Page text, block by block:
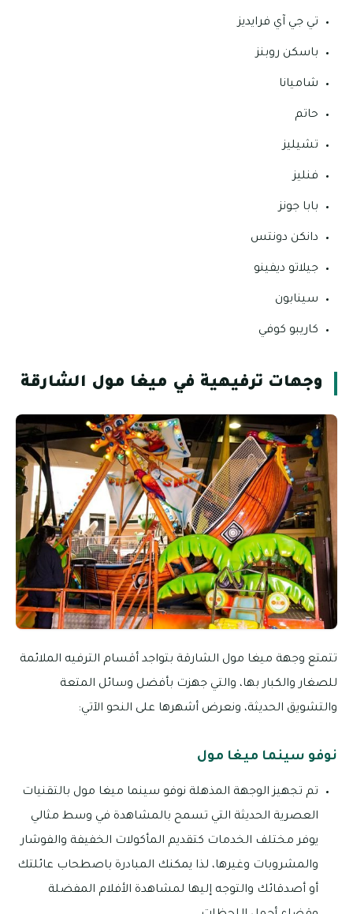
تي جي آي فرايديز
باسكن روبنز
شاميانا
حاتم
تشيليز
فنليز
بابا جونز
دانكن دونتس
جيلاتو ديفينو
سينابون
كاريبو كوفي
وجهات ترفيهية في ميغا مول الشارقة
تتمتع وجهة ميغا مول الشارقة بتواجد أقسام الترفيه الملائمة
للصغار والكبار بها، والتي جهزت بأفضل وسائل المتعة
والتشويق الحديثة، ونعرض أشهرها على النحو الآتي:
نوفو سينما ميغا مول
تم تجهيز الوجهة المذهلة نوفو سينما ميغا مول بالتقنيات
العصرية الحديثة التي تسمح بالمشاهدة في وسط مثالي
يوفر مختلف الخدمات كتقديم المأكولات الخفيفة والفوشار
والمشروبات وغيرها، لذا يمكنك المبادرة باصطحاب عائلتك
أو أصدقائك والتوجه إليها لمشاهدة الأفلام المفضلة